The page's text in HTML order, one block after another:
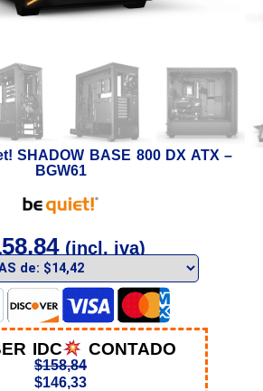
SHADOW BASE 800 DX ATX –
BGW61
(incl. iva)
IDC CONTADO
$158,84
$146,33